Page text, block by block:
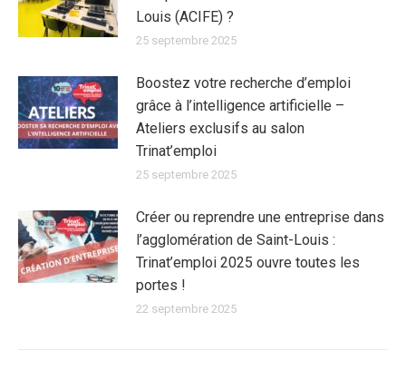
Louis (ACIFE) ?
25 septembre 2025
Boostez votre recherche d’emploi
grâce à l’intelligence artificielle –
Ateliers exclusifs au salon
Trinat’emploi
25 septembre 2025
Créer ou reprendre une entreprise dans
l’agglomération de Saint-Louis :
Trinat’emploi 2025 ouvre toutes les
portes !
22 septembre 2025